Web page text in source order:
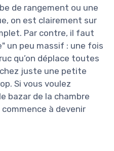
de rangement ou une
on est clairement sur
Par contre, il faut
un peu massif : une fois
qu’on déplace toutes
juste une petite
Si vous voulez
bazar de la chambre
à devenir